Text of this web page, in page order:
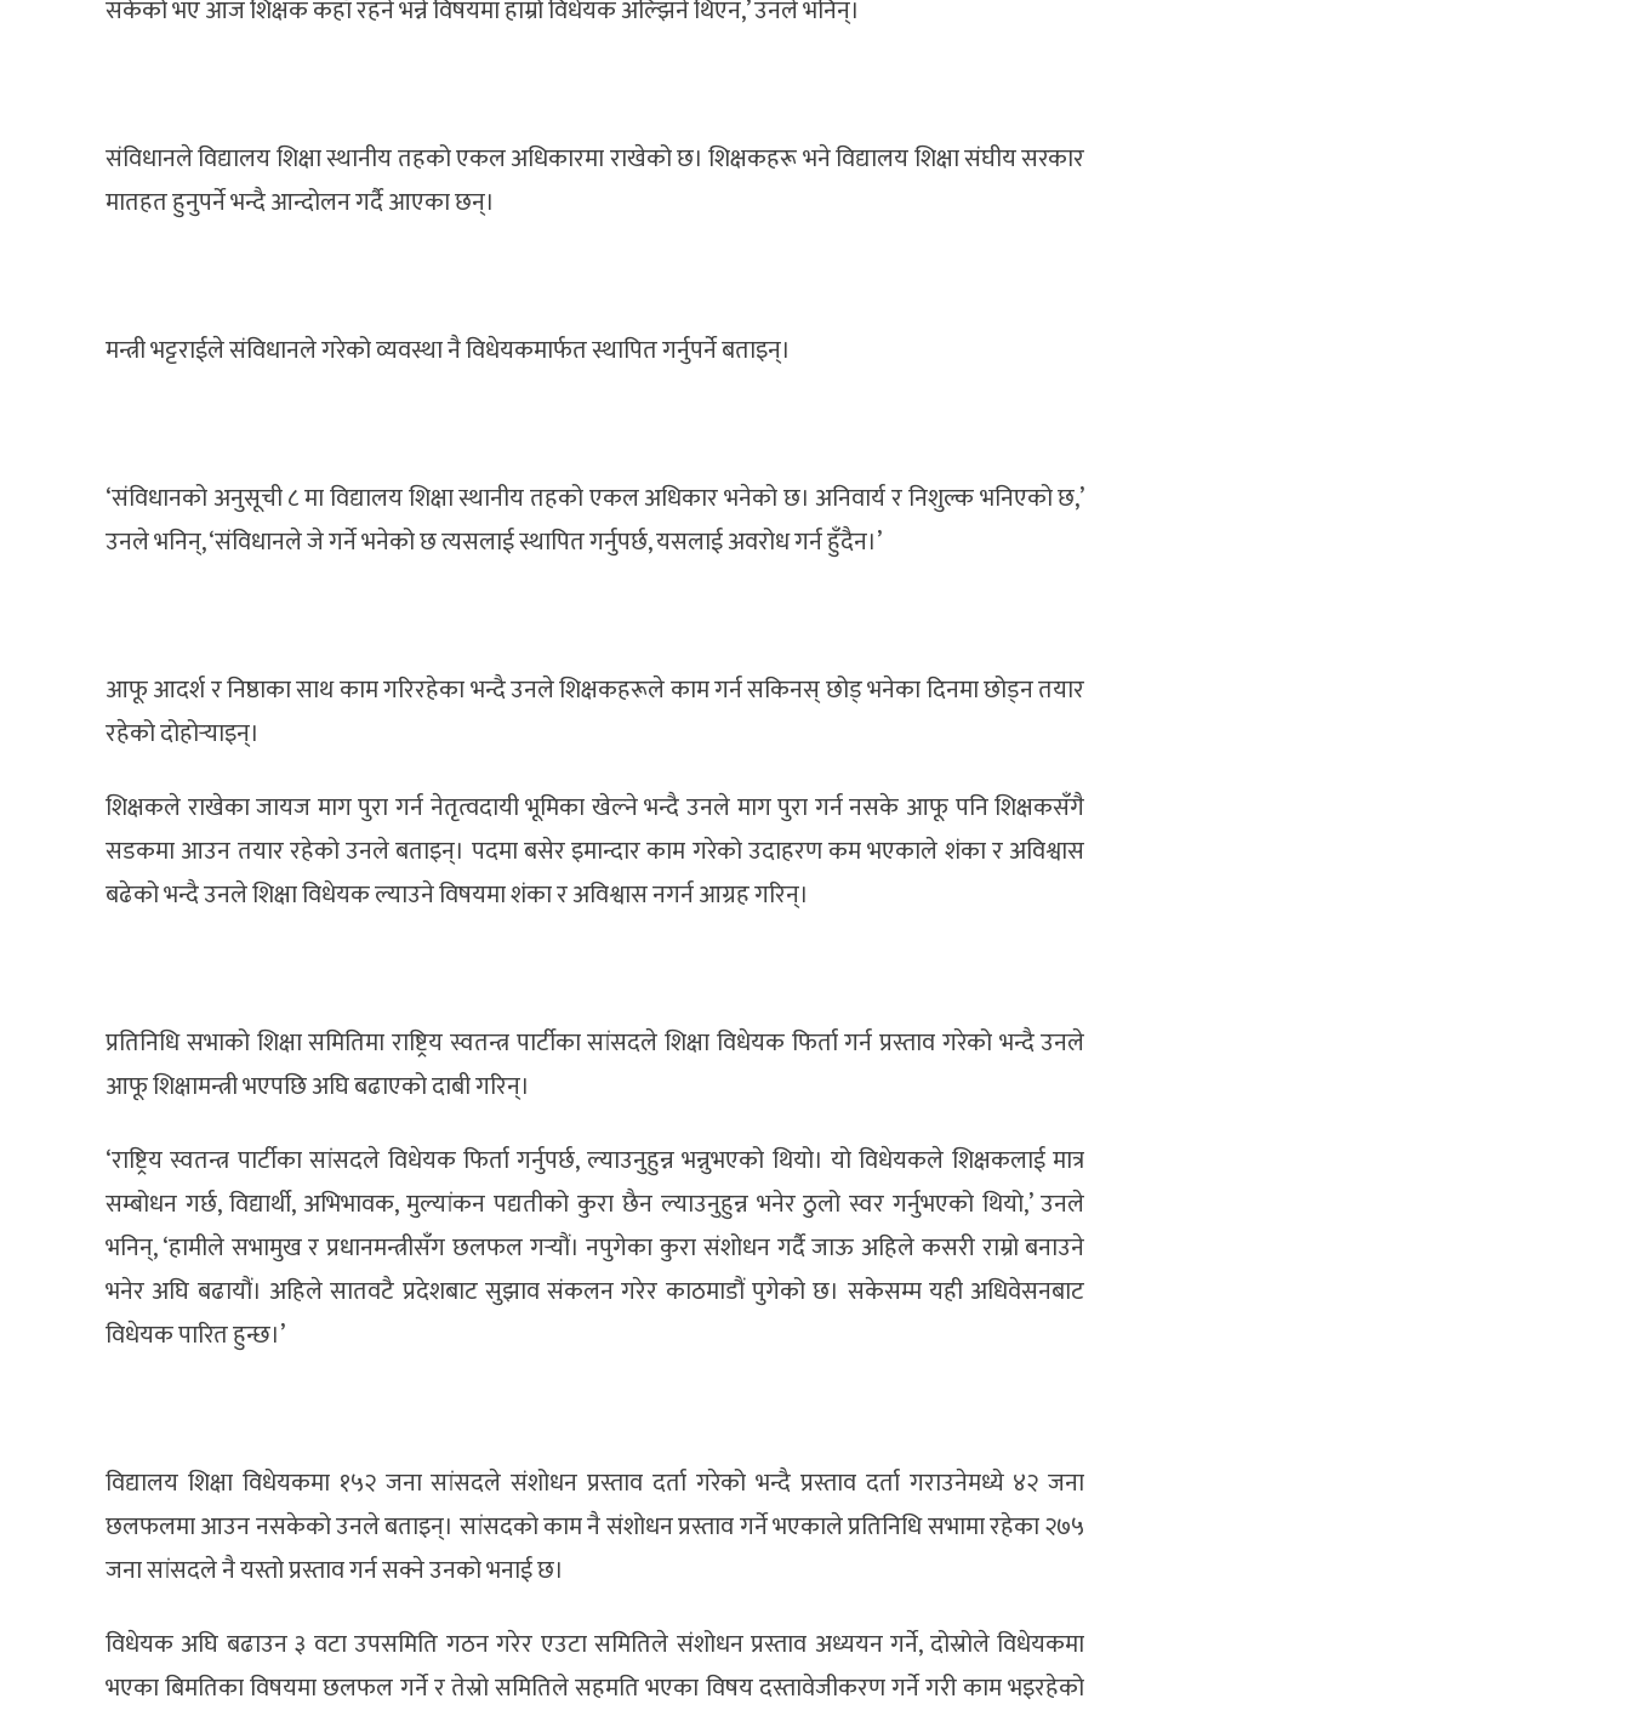
सकेको भए आज शिक्षक कहाँ रहने भन्ने विषयमा हाम्रो विधेयक अल्झिने थिएन,’ उनले भनिन्।
संविधानले विद्यालय शिक्षा स्थानीय तहको एकल अधिकारमा राखेको छ। शिक्षकहरू भने विद्यालय शिक्षा संघीय सरकार
मातहत हुनुपर्ने भन्दै आन्दोलन गर्दै आएका छन्।
मन्त्री भट्टराईले संविधानले गरेको व्यवस्था नै विधेयकमार्फत स्थापित गर्नुपर्ने बताइन्।
‘संविधानको अनुसूची ८ मा विद्यालय शिक्षा स्थानीय तहको एकल अधिकार भनेको छ। अनिवार्य र निशुल्क भनिएको छ,’
उनले भनिन्, ‘संविधानले जे गर्ने भनेको छ त्यसलाई स्थापित गर्नुपर्छ, यसलाई अवरोध गर्न हुँदैन।’
आफू आदर्श र निष्ठाका साथ काम गरिरहेका भन्दै उनले शिक्षकहरूले काम गर्न सकिनस् छोड् भनेका दिनमा छोड्न तयार
रहेको दोहोर्‍याइन्।
शिक्षकले राखेका जायज माग पुरा गर्न नेतृत्वदायी भूमिका खेल्ने भन्दै उनले माग पुरा गर्न नसके आफू पनि शिक्षकसँगै
सडकमा आउन तयार रहेको उनले बताइन्। पदमा बसेर इमान्दार काम गरेको उदाहरण कम भएकाले शंका र अविश्वास
बढेको भन्दै उनले शिक्षा विधेयक ल्याउने विषयमा शंका र अविश्वास नगर्न आग्रह गरिन्।
प्रतिनिधि सभाको शिक्षा समितिमा राष्ट्रिय स्वतन्त्र पार्टीका सांसदले शिक्षा विधेयक फिर्ता गर्न प्रस्ताव गरेको भन्दै उनले
आफू शिक्षामन्त्री भएपछि अघि बढाएको दाबी गरिन्।
‘राष्ट्रिय स्वतन्त्र पार्टीका सांसदले विधेयक फिर्ता गर्नुपर्छ, ल्याउनुहुन्न भन्नुभएको थियो। यो विधेयकले शिक्षकलाई मात्र
सम्बोधन गर्छ, विद्यार्थी, अभिभावक, मुल्यांकन पद्यतीको कुरा छैन ल्याउनुहुन्न भनेर ठुलो स्वर गर्नुभएको थियो,’ उनले
भनिन्, ‘हामीले सभामुख र प्रधानमन्त्रीसँग छलफल गर्‍यौं। नपुगेका कुरा संशोधन गर्दै जाऊ अहिले कसरी राम्रो बनाउने
भनेर अघि बढायौं। अहिले सातवटै प्रदेशबाट सुझाव संकलन गरेर काठमाडौं पुगेको छ। सकेसम्म यही अधिवेसनबाट
विधेयक पारित हुन्छ।’
विद्यालय शिक्षा विधेयकमा १५२ जना सांसदले संशोधन प्रस्ताव दर्ता गरेको भन्दै प्रस्ताव दर्ता गराउनेमध्ये ४२ जना
छलफलमा आउन नसकेको उनले बताइन्। सांसदको काम नै संशोधन प्रस्ताव गर्ने भएकाले प्रतिनिधि सभामा रहेका २७५
जना सांसदले नै यस्तो प्रस्ताव गर्न सक्ने उनको भनाई छ।
विधेयक अघि बढाउन ३ वटा उपसमिति गठन गरेर एउटा समितिले संशोधन प्रस्ताव अध्ययन गर्ने, दोस्रोले विधेयकमा
भएका बिमतिका विषयमा छलफल गर्ने र तेस्रो समितिले सहमति भएका विषय दस्तावेजीकरण गर्ने गरी काम भइरहेको